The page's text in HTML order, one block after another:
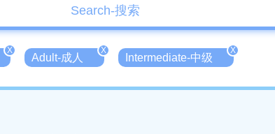
X
Adult-成人
X
Intermediate-中级
X